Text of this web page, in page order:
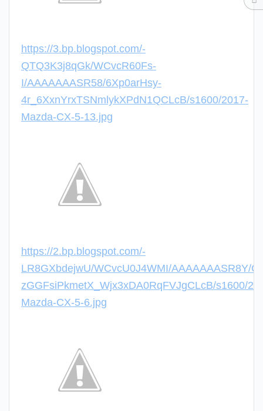
https://3.bp.blogspot.com/-
QTQ3K3j8qGk/WCvcR60Fs-
I/AAAAAAASR58/6Xp0arHsy-
4r_6XxnYrxTSNmlykXPdN1QCLcB/s1600/2017-
Mazda-CX-5-13.jpg
https://2.bp.blogspot.com/-
LR8GXbdejwU/WCvcU0J4WMI/AAAAAAASR8Y/
zGGFsiPkmetX_Wjx3xDA0RqFVJgCLcB/s1600/
Mazda-CX-5-6.jpg